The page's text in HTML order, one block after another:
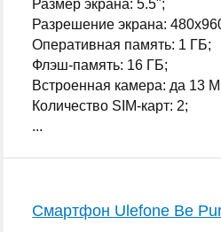
Размер экрана: 5.5";
Разрешение экрана:
Оперативная память: 1 ГБ;
Флэш-память: 16 ГБ;
Встроенная камера: да 13
Количество SIM-карт: 2;
...
Смартфон Ulefone Be